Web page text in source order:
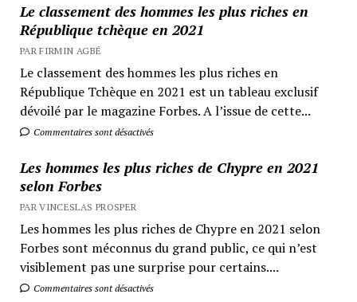
Le classement des hommes les plus riches en
République tchèque en 2021
PAR FIRMIN AGBÉ
Le classement des hommes les plus riches en
République Tchèque en 2021 est un tableau exclusif
dévoilé par le magazine Forbes. A l’issue de cette...
Commentaires sont désactivés
Les hommes les plus riches de Chypre en 2021
selon Forbes
PAR VINCESLAS PROSPER
Les hommes les plus riches de Chypre en 2021 selon
Forbes sont méconnus du grand public, ce qui n’est
visiblement pas une surprise pour certains....
Commentaires sont désactivés